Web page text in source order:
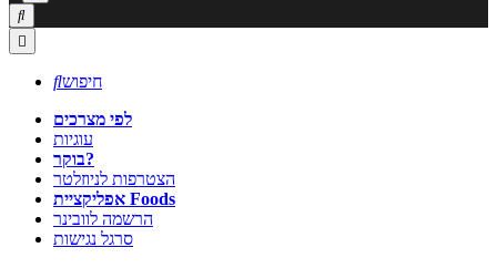


חיפוש
לפי מצרכים
עוגיות
בוקר?
הצטרפות לניוזלטר
אפליקציית Foods
הרשמה לוובינר
סרגל נגישות